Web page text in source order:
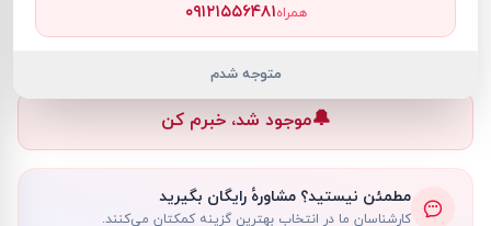
ناموجود
🔔موجود شد، خبرم کن
مطمئن نیستید؟ مشاورهٔ رایگان بگیرید
کارشناسانِ ما در انتخابِ بهترین گزینه کمکتان می‌کنند.
همراه۰۹۱۲۱۵۵۶۴۸۱
متوجه شدم